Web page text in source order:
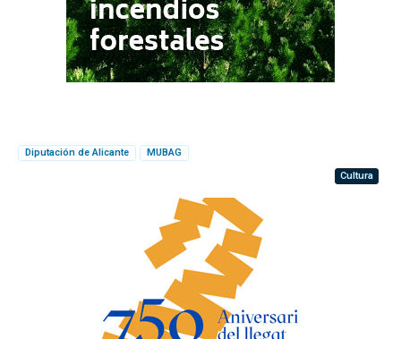
Diputación de Alicante
MUBAG
Cultura